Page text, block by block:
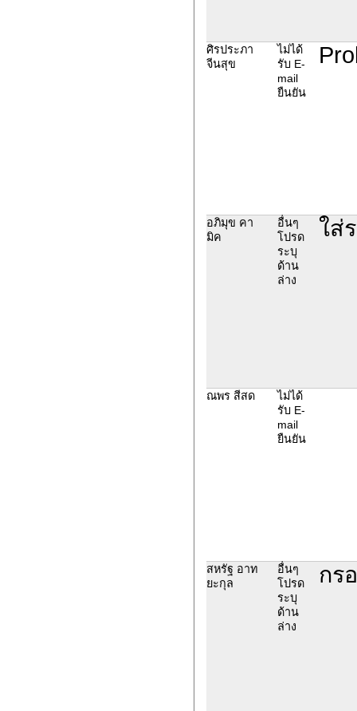
ศิรประภา
จีนสุข
ไม่ได้
รับ E-
mail
ยืนยัน
อภิมุข คา
มิค
อื่นๆ
โปรด
ระบุ
ด้าน
ล่าง
ใส่
ณพร สีสด
ไม่ได้
รับ E-
mail
ยืนยัน
สหรัฐ อาท
ยะกุล
อื่นๆ
โปรด
ระบุ
ด้าน
ล่าง
กร